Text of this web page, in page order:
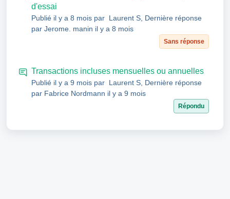
d'essai
Publié il y a 8 mois par Laurent S, Dernière réponse
par Jerome. manin il y a 8 mois
Sans réponse
Transactions incluses mensuelles ou annuelles
Publié il y a 9 mois par Laurent S, Dernière réponse
par Fabrice Nordmann il y a 9 mois
Répondu